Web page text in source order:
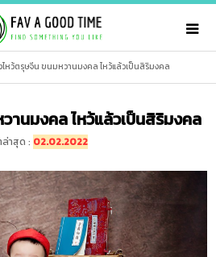
ไหว้ตรุษจีน ขนมหวานมงคล ไหว้แล้วเป็นสิริมงคล
านมงคล ไหว้แล้วเป็นสิริมงคล
าสุด : 02.02.2022